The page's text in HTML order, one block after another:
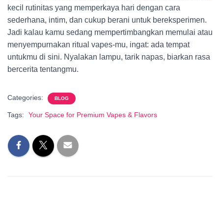
kecil rutinitas yang memperkaya hari dengan cara
sederhana, intim, dan cukup berani untuk bereksperimen.
Jadi kalau kamu sedang mempertimbangkan memulai atau
menyempurnakan ritual vapes-mu, ingat: ada tempat
untukmu di sini. Nyalakan lampu, tarik napas, biarkan rasa
bercerita tentangmu.
Categories: BLOG
Tags: Your Space for Premium Vapes & Flavors